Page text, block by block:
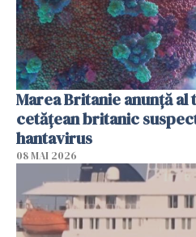
Marea Britanie anunţă al
cetăţean britanic
hantavirus
08 MAI 2026